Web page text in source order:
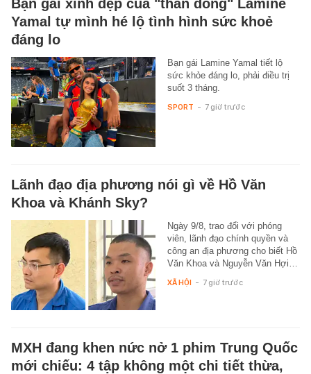
Bạn gái xinh đẹp của "thần đồng" Lamine
Yamal tự mình hé lộ tình hình sức khoẻ
đáng lo
Bạn gái Lamine Yamal tiết lộ
sức khỏe đáng lo, phải điều trị
suốt 3 tháng.
SPORT - 7 giờ trước
Lãnh đạo địa phương nói gì về Hồ Văn
Khoa và Khánh Sky?
Ngày 9/8, trao đổi với phóng
viên, lãnh đạo chính quyền và
công an địa phương cho biết Hồ
Văn Khoa và Nguyễn Văn Hợi…
XÃ HỘI - 7 giờ trước
MXH đang khen nức nở 1 phim Trung Quốc
mới chiếu: 4 tập không một chi tiết thừa,